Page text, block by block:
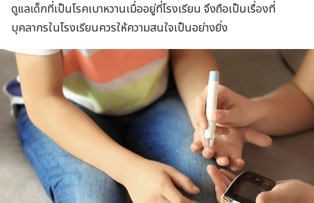
ดูแลเด็กที่เป็นโรคเบาหวานเมื่ออยู่ที่โรงเรียน จึงถือเป็นเรื่องที่
บุคลากรในโรงเรียนควรให้ความสนใจเป็นอย่างยิ่ง